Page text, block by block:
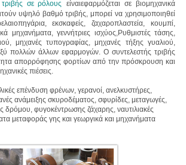
σε ρόλους είναιεφαρμόζεται σε βιομηχανικά
υψηλό βαθμό τριβής, μπορεί να χρησιμοποιηθεί
εκσκαφείς, ζαχαροπλαστεία, κουμπί,
μηχανήματα, γεννήτριες ισχύος,Ρυθμιστές τάσης,
μηχανές τυπογραφίας, μηχανές τήξης γυαλιού,
πολλών άλλων εφαρμογών. Ο συντελεστής τριβής
απορρόφησης φορτίων από την πρόσκρουση και
πιέσεις.
επένδυση φρένων, γερανοί, ανελκυστήρες,
ανάμειξης σκυροδέματος, σφυρίδες, μεταγωγές,
δρόμου, φυγοκέντρωσης ζάχαρης, ναυτιλιακές
μεταφοράς γης και γεωργικά και μηχανήματα